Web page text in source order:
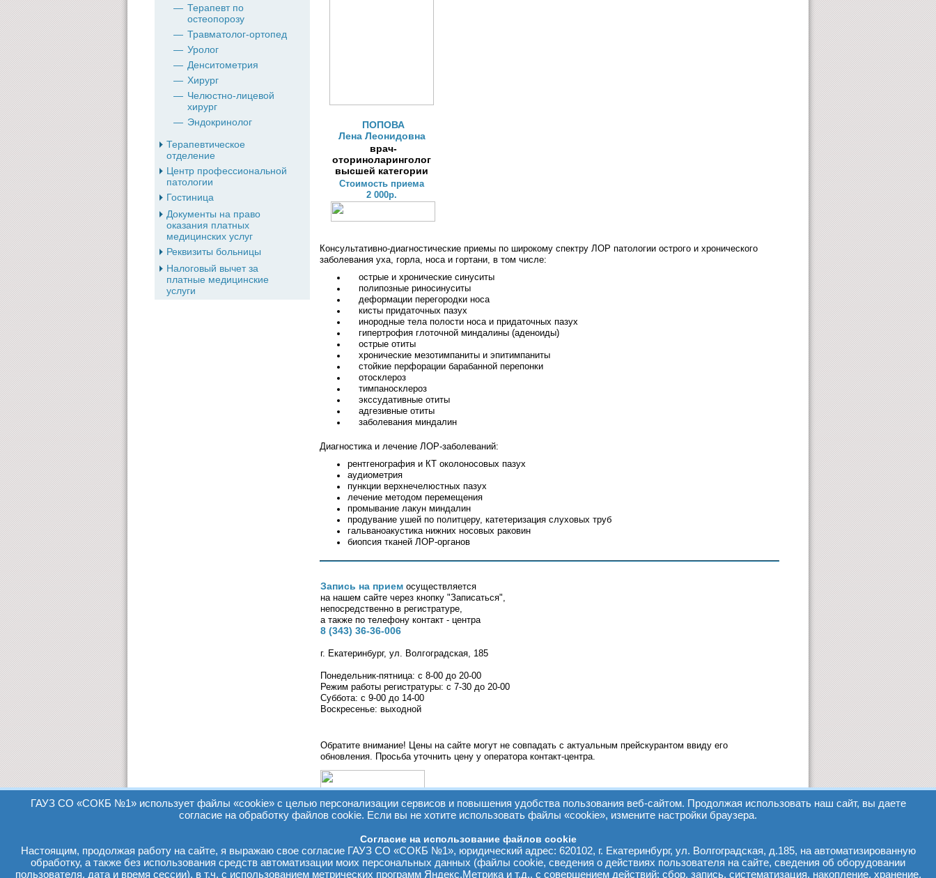
Терапевт по
остеопорозу
Травматолог-ортопед
Уролог
Денситометрия
Хирург
Челюстно-лицевой
хирург
Эндокринолог
Терапевтическое
отделение
Центр профессиональной
патологии
Гостиница
Документы на право
оказания платных
медицинских услуг
Реквизиты больницы
Налоговый вычет за
платные медицинские
услуги
ПОПОВА
Лена Леонидовна
врач-
оториноларинголог
высшей категории
Стоимость приема
2 000р.
Консультативно-диагностические приемы по широкому спектру ЛОР патологии острого и хронического
заболевания уха, горла, носа и гортани, в том числе:
острые и хронические синуситы
полипозные риносинуситы
деформации перегородки носа
кисты придаточных пазух
инородные тела полости носа и придаточных пазух
гипертрофия глоточной миндалины (аденоиды)
острые отиты
хронические мезотимпаниты и эпитимпаниты
стойкие перфорации барабанной перепонки
отосклероз
тимпаносклероз
экссудативные отиты
адгезивные отиты
заболевания миндалин
Диагностика и лечение ЛОР-заболеваний:
рентгенография и КТ околоносовых пазух
аудиометрия
пункции верхнечелюстных пазух
лечение методом перемещения
промывание лакун миндалин
продувание ушей по политцеру, катетеризация слуховых труб
гальваноакустика нижних носовых раковин
биопсия тканей ЛОР-органов
Запись на прием осуществляется
на нашем сайте через кнопку "Записаться",
непосредственно в регистратуре,
а также по телефону контакт - центра
8 (343) 36-36-006
г. Екатеринбург, ул. Волгоградская, 185
Понедельник-пятница: с 8-00 до 20-00
Режим работы регистратуры: с 7-30 до 20-00
Суббота: с 9-00 до 14-00
Воскресенье: выходной
Обратите внимание! Цены на сайте могут не совпадать с актуальным прейскурантом ввиду его
обновления. Просьба уточнить цену у оператора контакт-центра.
ГАУЗ СО «СОКБ №1» использует файлы «cookie» с целью персонализации сервисов и повышения удобства пользования веб-сайтом. Продолжая использовать наш сайт, вы даете
согласие на обработку файлов cookie. Если вы не хотите использовать файлы «cookie», измените настройки браузера.
Согласие на использование файлов cookie
Настоящим, продолжая работу на сайте, я выражаю свое согласие ГАУЗ СО «СОКБ №1», юридический адрес: 620102, г. Екатеринбург, ул. Волгоградская, д.185, на автоматизированную
обработку, а также без использования средств автоматизации моих персональных данных (файлы cookie, сведения о действиях пользователя на сайте, сведения об оборудовании
пользователя, дата и время сессии), в т.ч. с использованием метрических программ Яндекс.Метрика и т.д., с совершением действий: сбор, запись, систематизация, накопление, хранение,